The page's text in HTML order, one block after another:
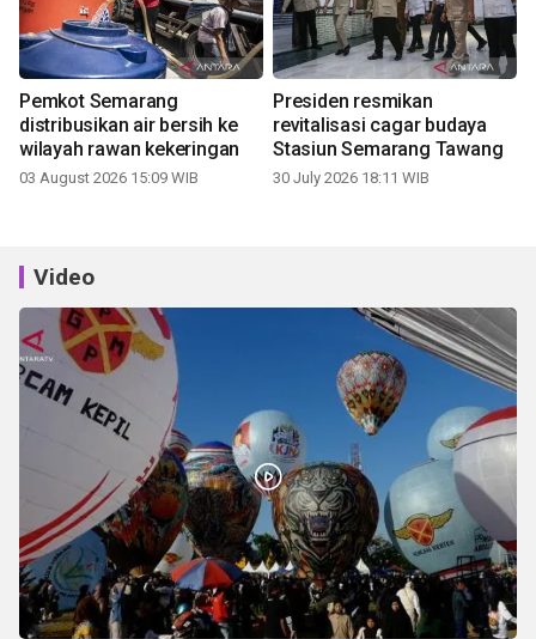
Pemkot Semarang
distribusikan air bersih ke
wilayah rawan kekeringan
03 August 2026 15:09 WIB
Presiden resmikan
revitalisasi cagar budaya
Stasiun Semarang Tawang
30 July 2026 18:11 WIB
Video